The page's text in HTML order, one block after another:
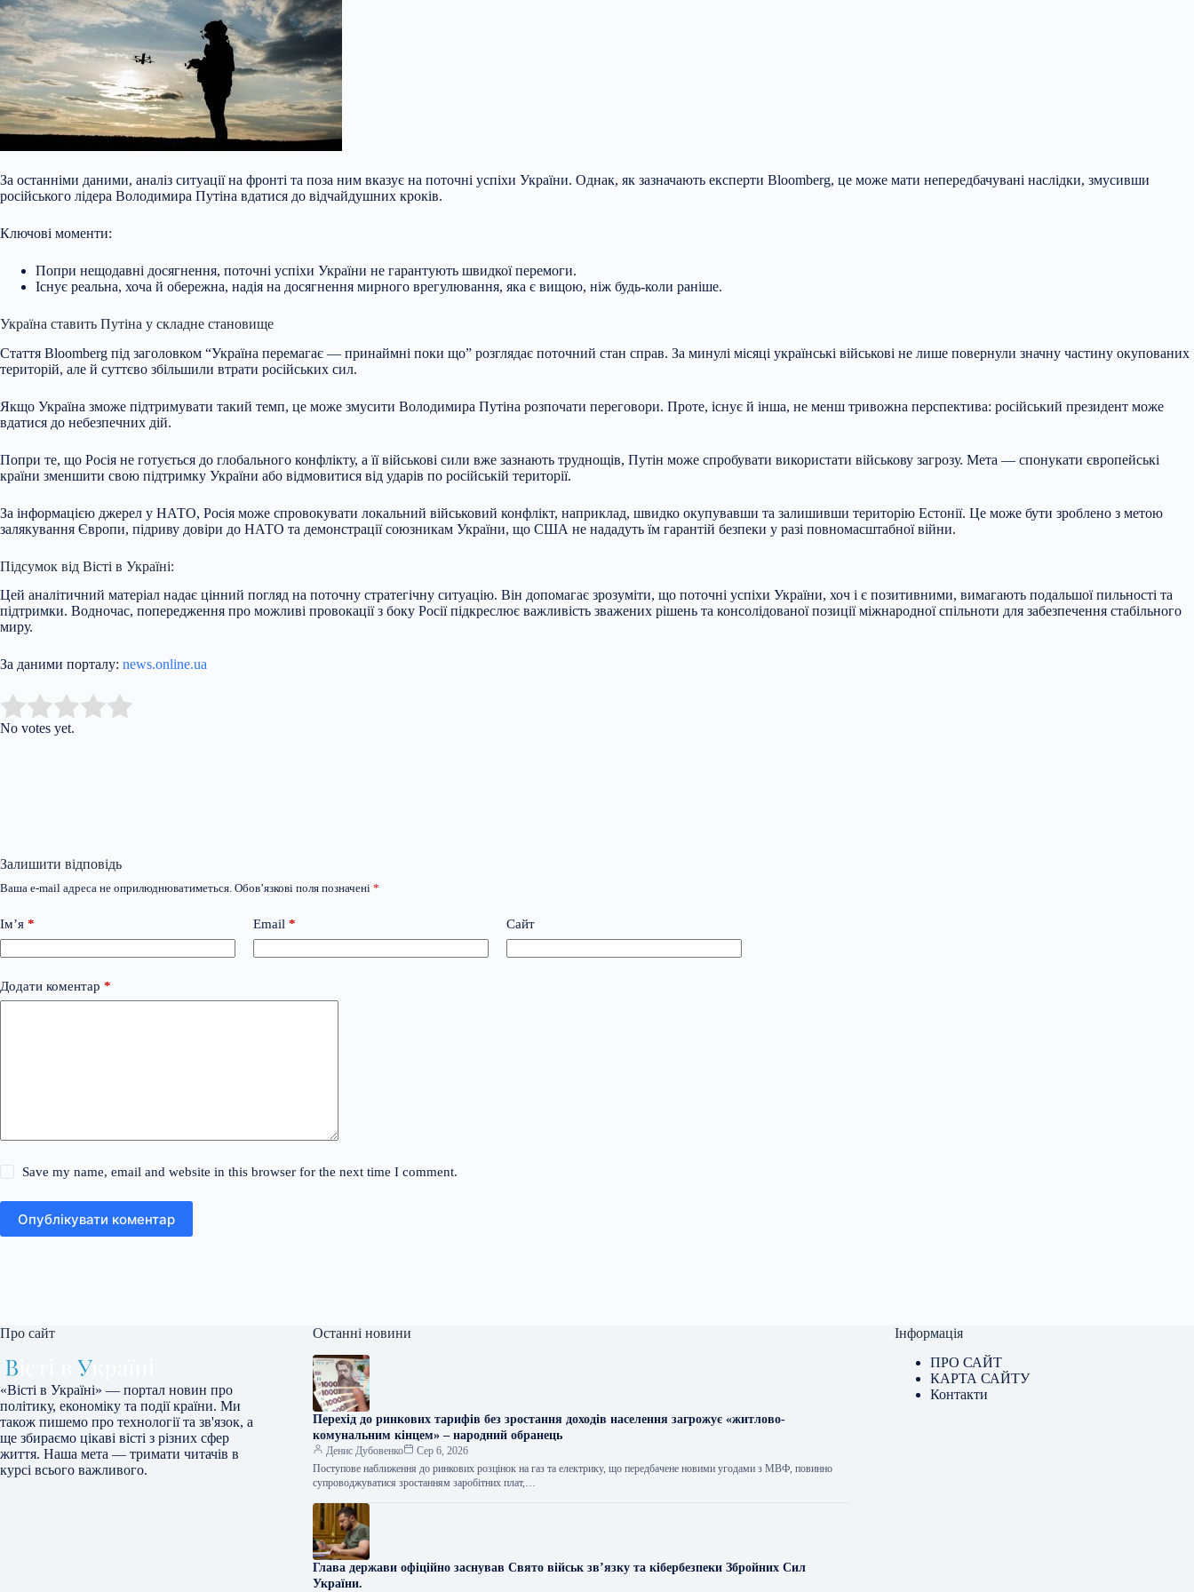
За останніми даними, аналіз ситуації на фронті та поза ним вказує на поточні успіхи України. Однак, як зазначають експерти Bloomberg, це може мати непередбачувані наслідки, змусивши
російського лідера Володимира Путіна вдатися до відчайдушних кроків.
Ключові моменти:
Попри нещодавні досягнення, поточні успіхи України не гарантують швидкої перемоги.
Існує реальна, хоча й обережна, надія на досягнення мирного врегулювання, яка є вищою, ніж будь-коли раніше.
Україна ставить Путіна у складне становище
Стаття Bloomberg під заголовком “Україна перемагає — принаймні поки що” розглядає поточний стан справ. За минулі місяці українські військові не лише повернули значну частину окупованих
територій, але й суттєво збільшили втрати російських сил.
Якщо Україна зможе підтримувати такий темп, це може змусити Володимира Путіна розпочати переговори. Проте, існує й інша, не менш тривожна перспектива: російський президент може
вдатися до небезпечних дій.
Попри те, що Росія не готується до глобального конфлікту, а її військові сили вже зазнають труднощів, Путін може спробувати використати військову загрозу. Мета — спонукати європейські
країни зменшити свою підтримку України або відмовитися від ударів по російській території.
За інформацією джерел у НАТО, Росія може спровокувати локальний військовий конфлікт, наприклад, швидко окупувавши та залишивши територію Естонії. Це може бути зроблено з метою
залякування Європи, підриву довіри до НАТО та демонстрації союзникам України, що США не нададуть їм гарантій безпеки у разі повномасштабної війни.
Підсумок від Вісті в Україні:
Цей аналітичний матеріал надає цінний погляд на поточну стратегічну ситуацію. Він допомагає зрозуміти, що поточні успіхи України, хоч і є позитивними, вимагають подальшої пильності та
підтримки. Водночас, попередження про можливі провокації з боку Росії підкреслює важливість зважених рішень та консолідованої позиції міжнародної спільноти для забезпечення стабільного
миру.
За даними порталу: news.online.ua
Rate this item:
No votes yet.
Залишити відповідь
Ваша e-mail адреса не оприлюднюватиметься. Обов’язкові поля позначені *
Ім’я * Email * Сайт
Додати коментар *
Save my name, email and website in this browser for the next time I comment.
Опублікувати коментар
Про сайт
«Вісті в Україні» — портал новин про
політику, економіку та події країни. Ми
також пишемо про технології та зв'язок, а
ще збираємо цікаві вісті з різних сфер
життя. Наша мета — тримати читачів в
курсі всього важливого.
Останні новини
Перехід до ринкових тарифів без зростання доходів населення загрожує «житлово-
комунальним кінцем» – народний обранець
Денис Дубовенко
Сер 6, 2026
Поступове наближення до ринкових розцінок на газ та електрику, що передбачене новими угодами з МВФ, повинно
супроводжуватися зростанням заробітних плат,…
Глава держави офіційно заснував Свято військ зв’язку та кібербезпеки Збройних Сил
України.
Інформація
ПРО САЙТ
КАРТА САЙТУ
Контакти